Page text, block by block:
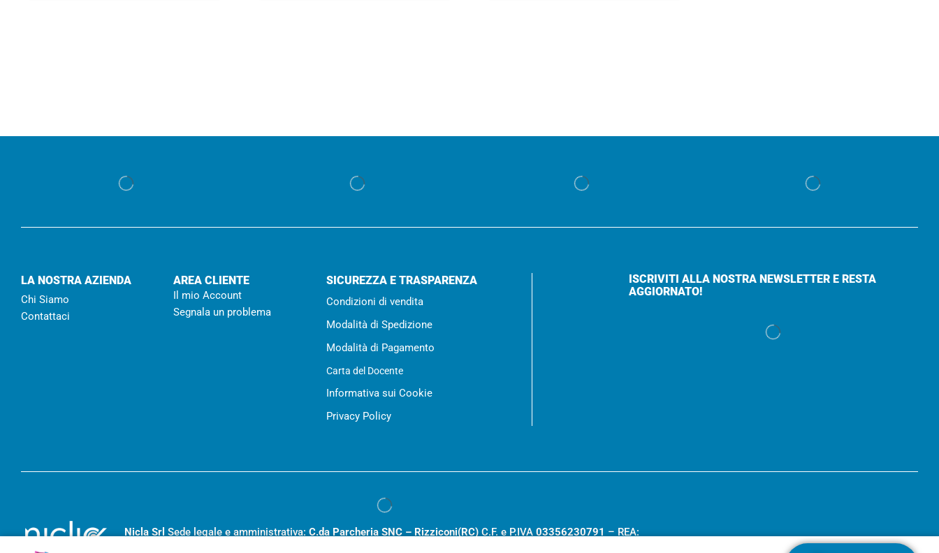
LA NOSTRA AZIENDA
Chi Siamo
Contattaci
AREA CLIENTE
Il mio Account
Segnala un problema
SICUREZZA E TRASPARENZA
Condizioni di vendita
Modalità di Spedizione
Modalità di Pagamento
Carta del Docente
Informativa sui Cookie
Privacy Policy
ISCRIVITI ALLA NOSTRA NEWSLETTER E RESTA
AGGIORNATO!
Nicla Srl Sede legale e amministrativa:C.da Parcheria SNC – Rizziconi(RC) C.F. e P.IVA03356230791 – REA: